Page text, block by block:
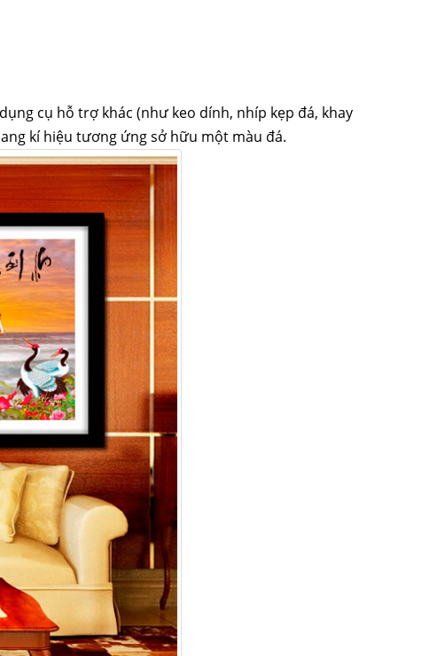
dụng cụ hỗ trợkhác (như keo dính, nhíp kẹp đá, khay
kí hiệu tương ứngsở hữu một màu đá.